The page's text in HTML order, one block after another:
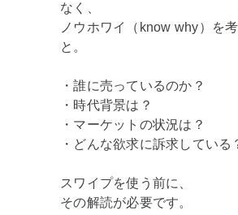
なく、
ノウホワイ（know why）を
と。
・誰に売っているのか？
・時代背景は？
・マーケットの状況は？
・どんな欲求に訴求している
スワイプを使う前に、
その解読が必要です。